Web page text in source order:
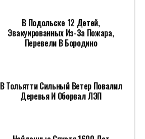
В Подольске 12 Детей,
Эвакуированных Из-За Пожара,
Перевели В Бородино
В Тольятти Сильный Ветер Повалил
Деревья И Оборвал ЛЭП